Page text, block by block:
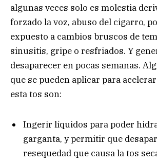
algunas veces solo es molestia
forzado la voz, abuso del cigarro,
expuesto a cambios bruscos de
sinusitis, gripe o resfriados. Y
desaparecer en pocas semanas.
que se pueden aplicar para
esta tos son:
Ingerir líquidos para poder
garganta, y permitir que
resequedad que causa la tos